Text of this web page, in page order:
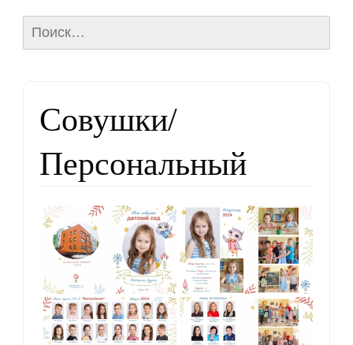
Найти:
Совушки/
Персональный